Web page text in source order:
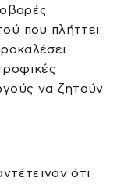
που πλήττει
να ζητούν
ότι